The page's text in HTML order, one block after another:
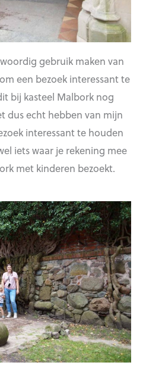
gebruik maken van
een bezoek interessant te
bij kasteel Malbork nog
dus echt hebben van mijn
interessant te houden
iets waar je rekening mee
met kinderen bezoekt.